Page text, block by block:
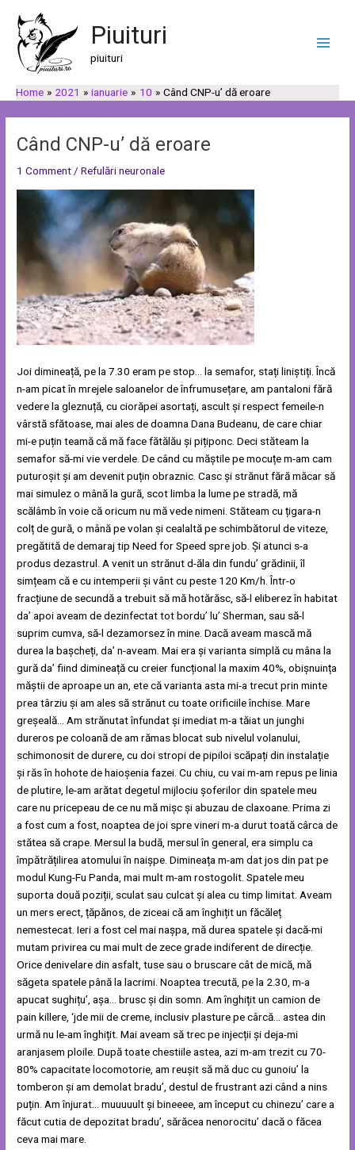
content
Piuituri
piuituri
Menu
Home 2021 ianuarie 10 Când CNP-u’ dă eroare
Când CNP-u’ dă eroare
1 Comment/Refulări neuronale
Joi dimineață, pe la 7.30 eram pe stop… la semafor, stați liniștiți. Încă
n-am picat în mrejele saloanelor de înfrumusețare, am pantaloni fără
vedere la gleznuță, cu ciorăpei asortați, ascult și respect femeile-n
vârstă sfătoase, mai ales de doamna Dana Budeanu, de care chiar
mi-e puțin teamă că mă face fătălău și pițiponc. Deci stăteam la
semafor să-mi vie verdele. De când cu măștile pe mocuțe m-am cam
puturoșit și am devenit puțin obraznic. Casc și strănut fără măcar să
mai simulez o mână la gură, scot limba la lume pe stradă, mă
scălâmb în voie că oricum nu mă vede nimeni. Stăteam cu țigara-n
colț de gură, o mână pe volan și cealaltă pe schimbătorul de viteze,
pregătită de demaraj tip Need for Speed spre job. Și atunci s-a
produs dezastrul. A venit un strănut d-ăla din fundu’ grădinii, îl
simțeam că e cu intemperii și vânt cu peste 120 Km/h. Într-o
fracțiune de secundă a trebuit să mă hotărăsc, să-l eliberez în habitat
da’ apoi aveam de dezinfectat tot bordu’ lu’ Sherman, sau să-l
suprim cumva, să-l dezamorsez în mine. Dacă aveam mască mă
durea la bașcheți, da’ n-aveam. Mai era și varianta simplă cu mâna la
gură da’ fiind dimineață cu creier funcțional la maxim 40%, obișnuința
măștii de aproape un an, ete că varianta asta mi-a trecut prin minte
prea târziu și am ales să strănut cu toate orificiile închise. Mare
greșeală… Am strănutat înfundat și imediat m-a tăiat un junghi
dureros pe coloană de am rămas blocat sub nivelul volanului,
schimonosit de durere, cu doi stropi de pipiloi scăpați din instalație
și răs în hohote de haioșenia fazei. Cu chiu, cu vai m-am repus pe linia
de plutire, le-am arătat degetul mijlociu șoferilor din spatele meu
care nu pricepeau de ce nu mă mișc și abuzau de claxoane. Prima zi
a fost cum a fost, noaptea de joi spre vineri m-a durut toată cârca de
stătea să crape. Mersul la budă, mersul în general, era simplu ca
împătrățilirea atomului în naișpe. Dimineața m-am dat jos din pat pe
modul Kung-Fu Panda, mai mult m-am rostogolit. Spatele meu
suporta două poziții, sculat sau culcat și alea cu timp limitat. Aveam
un mers erect, țăpănos, de ziceai că am înghițit un făcăleț
nemestecat. Ieri a fost cel mai nașpa, mă durea spatele și dacă-mi
mutam privirea cu mai mult de zece grade indiferent de direcție.
Orice denivelare din asfalt, tuse sau o bruscare cât de mică, mă
săgeta spatele până la lacrimi. Noaptea trecută, pe la 2.30, m-a
apucat sughițu’, așa… brusc și din somn. Am înghițit un camion de
pain killere, ‘jde mii de creme, inclusiv plasture pe cârcă… astea din
urmă nu le-am înghițit. Mai aveam să trec pe injecții și deja-mi
aranjasem ploile. După toate chestiile astea, azi m-am trezit cu 70-
80% capacitate locomotorie, am reușit să mă duc cu gunoiu’ la
tomberon și am demolat bradu’, destul de frustrant azi când a nins
puțin. Am înjurat… muuuuult și bineeee, am început cu chinezu’ care a
făcut cutia de depozitat bradu’, sărăcea nenorocitu’ dacă o făcea
ceva mai mare.
navigation
a
u
ă
a
t
g
o
r